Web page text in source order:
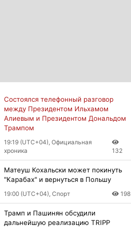
Состоялся телефонный разговор
между Президентом Ильхамом
Алиевым и Президентом Дональдом
Трампом
19:19 (UTC+04), Официальная
хроника
132
Матеуш Кохальски может покинуть
"Карабах" и вернуться в Польшу
19:00 (UTC+04), Спорт 198
Трамп и Пашинян обсудили
дальнейшую реализацию TRIPP